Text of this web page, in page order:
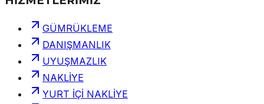
GÜMRÜKLEME
DANIŞMANLIK
UYUŞMAZLIK
NAKLİYE
YURT İÇİ NAKLİYE